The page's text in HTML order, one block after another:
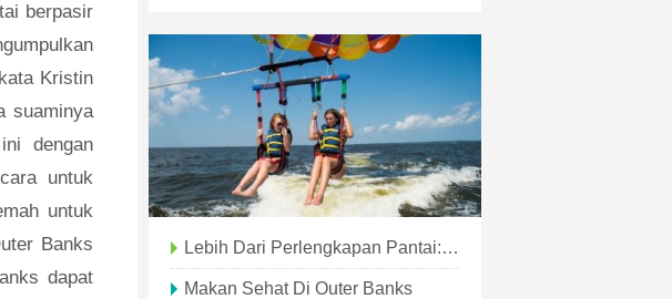
berpasir
Kristin
suaminya
dengan
untuk
untuk
Banks
dapat
Lebih Dari Perlengkapan Pantai:Jejak Fashion Outer Banks
Makan Sehat Di Outer Banks